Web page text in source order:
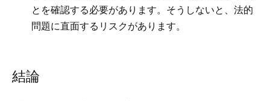
とを確認する必要があります。そうしないと、法的
問題に直面するリスクがあります。
結論